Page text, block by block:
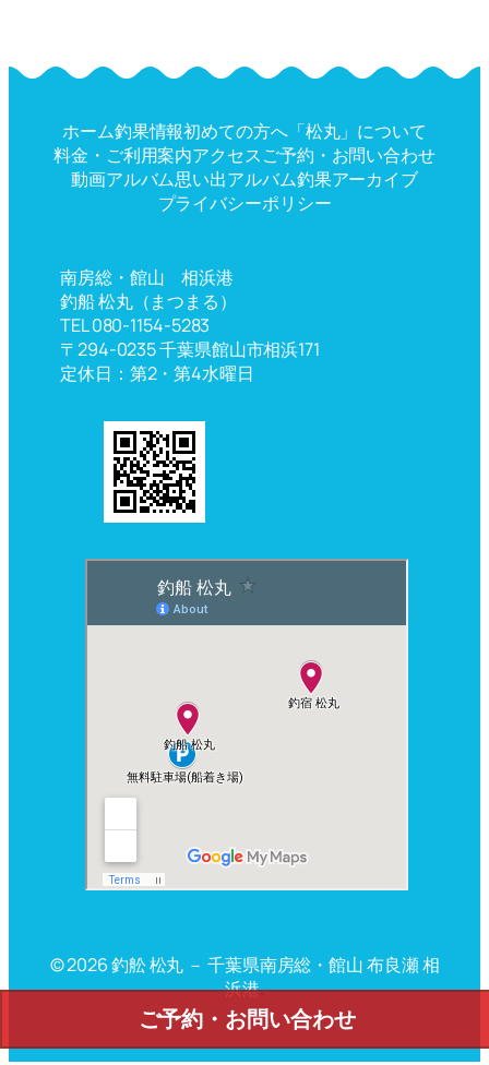
ご予約・お問い合わせ
ホーム釣果情報初めての方へ「松丸」について
料金・ご利用案内アクセスご予約・お問い合わせ
動画アルバム思い出アルバム釣果アーカイブ
プライバシーポリシー
南房総・館山 相浜港
釣船 松丸（まつまる）
TEL 080-1154-5283
〒294-0235 千葉県館山市相浜171
定休日：第2・第4水曜日
© 2026 釣舩 松丸 － 千葉県南房総・館山 布良瀬 相
浜港.